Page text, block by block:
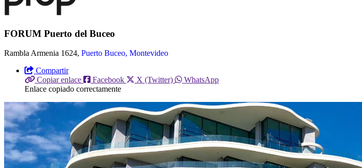
FORUM Puerto del Buceo
Rambla Armenia 1624, Puerto Buceo, Montevideo
Compartir
Copiar enlace
Facebook X (Twitter)
WhatsApp
Enlace copiado correctamente